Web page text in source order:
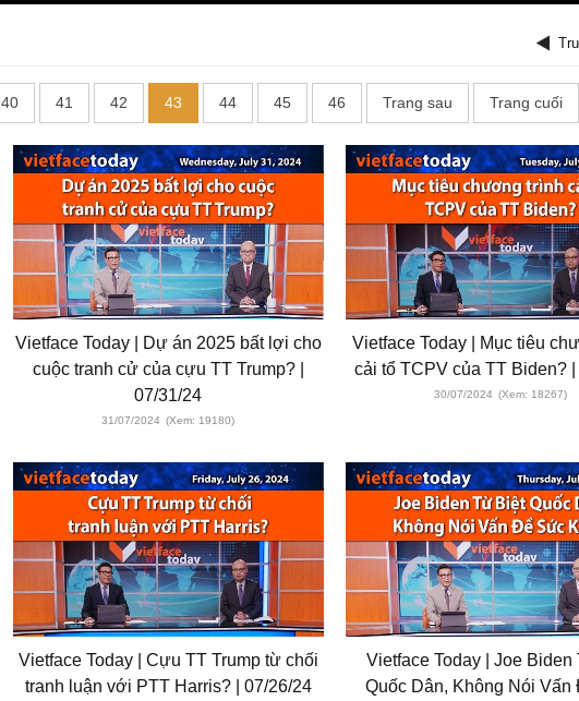
40 41 42 43 44 45 46 Trang sau Trang cuối
Vietface Today | Dự án 2025 bất lợi cho
cuộc tranh cử của cựu TT Trump? |
07/31/24
31/07/2024 (Xem: 19180)
Vietface Today | Mục tiêu
cải tổ TCPV của TT Biden?
30/07/2024 (Xem: 18267)
Vietface Today | Cựu TT Trump từ chối
tranh luận với PTT Harris? | 07/26/24
Vietface Today | Joe
Quốc Dân, Không Nói